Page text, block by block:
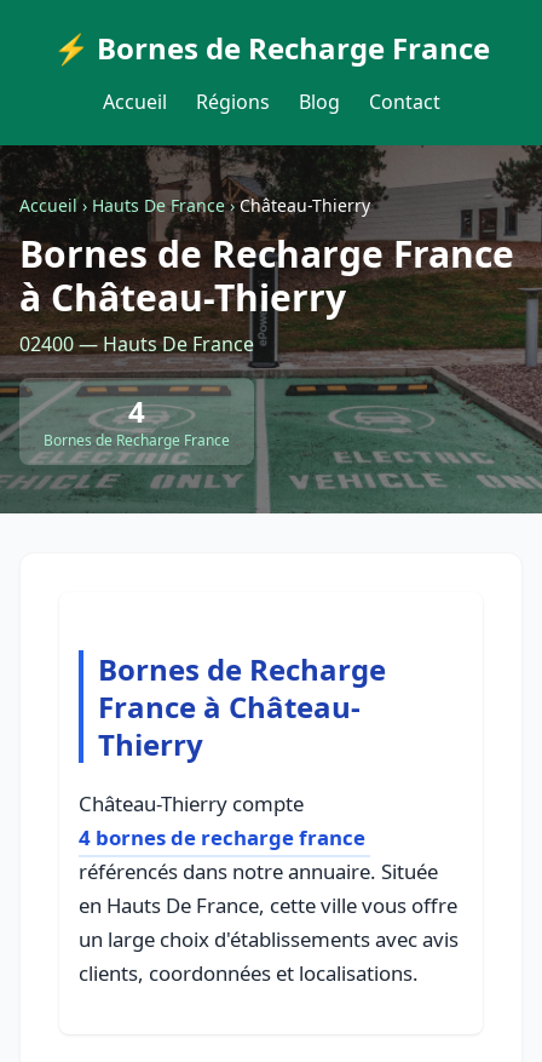
⚡ Bornes de Recharge France
Accueil Régions Blog Contact
Accueil›Hauts De France›Château-Thierry
Bornes de Recharge France
à Château-Thierry
02400 — Hauts De France
4
Bornes de Recharge France
Bornes de Recharge
France à Château-
Thierry
Château-Thierry compte
4 bornes de recharge france
référencés dans notre annuaire. Située
en Hauts De France, cette ville vous offre
un large choix d'établissements avec avis
clients, coordonnées et localisations.